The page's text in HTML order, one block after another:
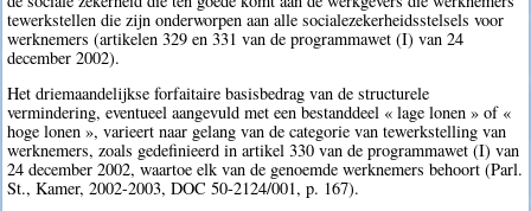
tewerkstellen die zijn onderworpen aan alle socialezekerheidsstelsels voor
werknemers (artikelen 329 en 331 van de programmawet (I) van 24
december 2002).
Het driemaandelijkse forfaitaire basisbedrag van de structurele
vermindering, eventueel aangevuld met een bestanddeel « lage lonen » of «
hoge lonen », varieert naar gelang van de categorie van tewerkstelling van
werknemers, zoals gedefinieerd in artikel 330 van de programmawet (I) van
24 december 2002, waartoe elk van de genoemde werknemers behoort (Parl.
St., Kamer, 2002-2003, DOC 50-2124/001, p. 167).